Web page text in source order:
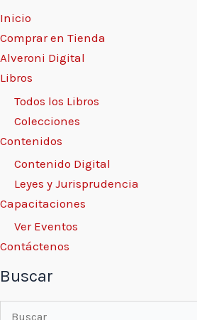
Inicio
Comprar en Tienda
Alveroni Digital
Libros
Todos los Libros
Colecciones
Contenidos
Contenido Digital
Leyes y Jurisprudencia
Capacitaciones
Ver Eventos
Contáctenos
Buscar